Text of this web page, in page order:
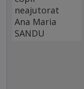
neajutorat
Ana Maria
SANDU